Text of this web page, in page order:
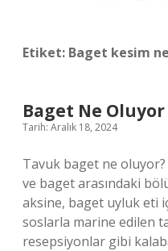
Etiket: Baget kesim
Baget Ne Oluyor
Tarih: Aralık 18, 2024
Tavuk baget ne
ve baget arasındaki
aksine, baget uyluk eti
soslarla marine edilen
resepsiyonlar gibi